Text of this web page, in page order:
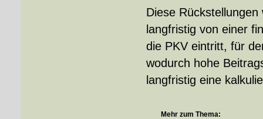
Diese
langfristig von einer
die PKV eintritt, für
wodurch hohe
langfristig eine
Mehr zum Thema: